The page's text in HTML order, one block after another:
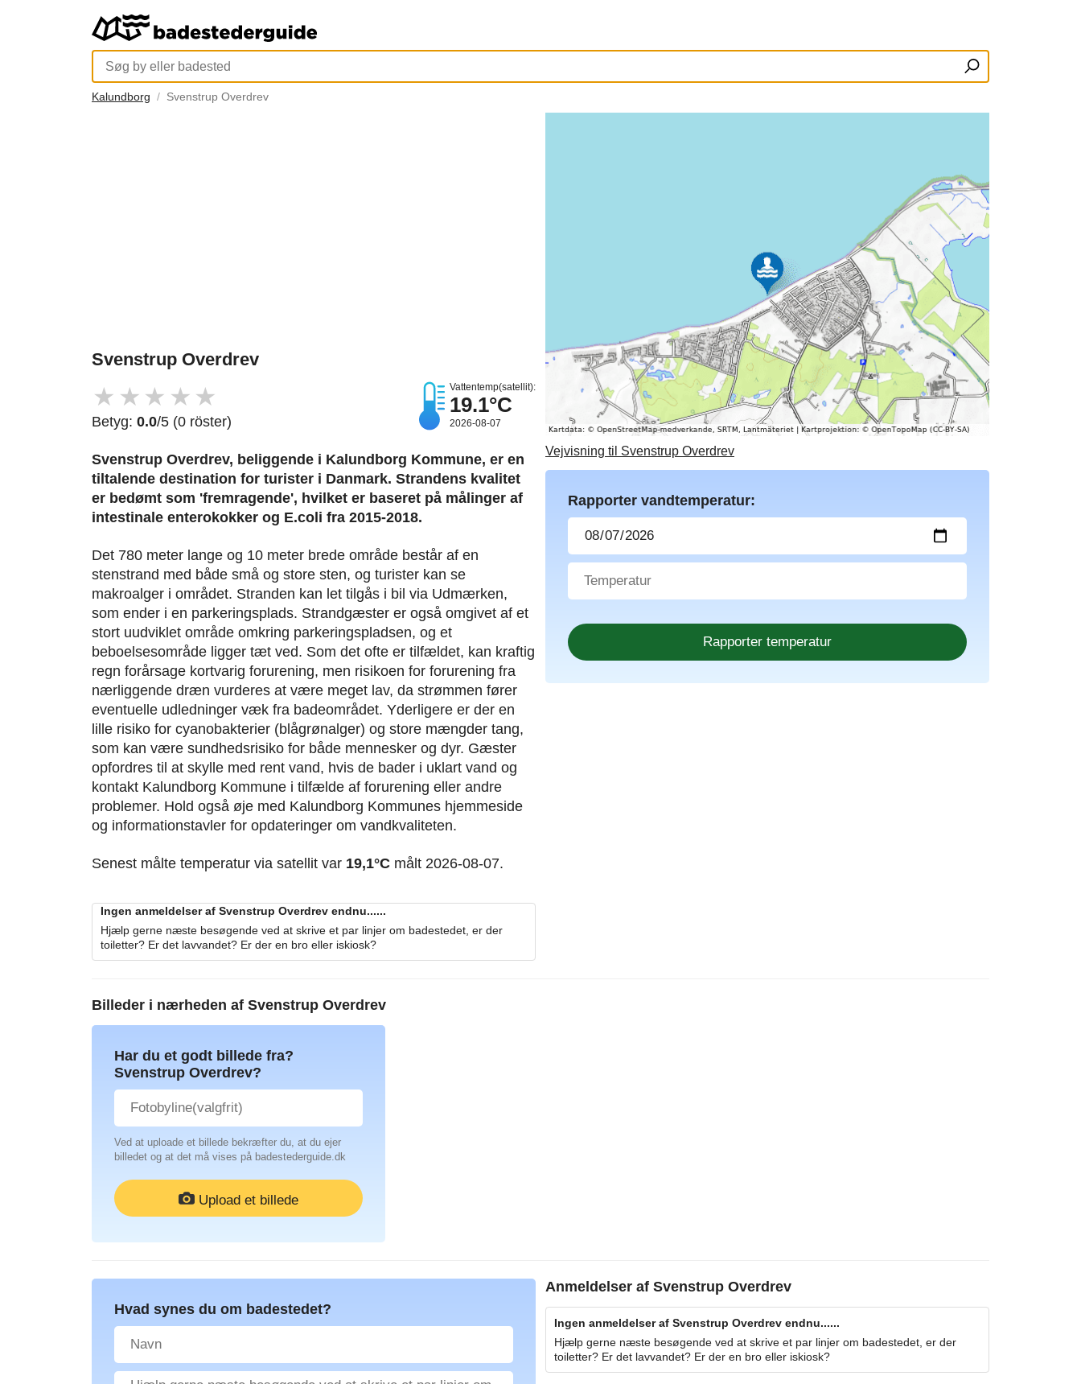
Kalundborg Svenstrup Overdrev
Svenstrup Overdrev
★ ★ ★ ★ ★
Betyg: 0.0/5 (0 röster)
Vattentemp(satellit):
19.1°C
2026-08-07
Svenstrup Overdrev, beliggende i Kalundborg Kommune, er en
tiltalende destination for turister i Danmark. Strandens kvalitet
er bedømt som 'fremragende', hvilket er baseret på målinger af
intestinale enterokokker og E.coli fra 2015-2018.
Det 780 meter lange og 10 meter brede område består af en
stenstrand med både små og store sten, og turister kan se
makroalger i området. Stranden kan let tilgås i bil via Udmærken,
som ender i en parkeringsplads. Strandgæster er også omgivet af et
stort uudviklet område omkring parkeringspladsen, og et
beboelsesområde ligger tæt ved. Som det ofte er tilfældet, kan kraftig
regn forårsage kortvarig forurening, men risikoen for forurening fra
nærliggende dræn vurderes at være meget lav, da strømmen fører
eventuelle udledninger væk fra badeområdet. Yderligere er der en
lille risiko for cyanobakterier (blågrønalger) og store mængder tang,
som kan være sundhedsrisiko for både mennesker og dyr. Gæster
opfordres til at skylle med rent vand, hvis de bader i uklart vand og
kontakt Kalundborg Kommune i tilfælde af forurening eller andre
problemer. Hold også øje med Kalundborg Kommunes hjemmeside
og informationstavler for opdateringer om vandkvaliteten.
Senest målte temperatur via satellit var 19,1°C målt 2026-08-07.
Ingen anmeldelser af Svenstrup Overdrev endnu......
Hjælp gerne næste besøgende ved at skrive et par linjer om badestedet, er der
toiletter? Er det lavvandet? Er der en bro eller iskiosk?
Vejvisning til Svenstrup Overdrev
Rapporter vandtemperatur:
Billeder i nærheden af Svenstrup Overdrev
Har du et godt billede fra?
Svenstrup Overdrev?
Ved at uploade et billede bekræfter du, at du ejer
billedet og at det må vises på badestederguide.dk
Upload et billede
Anmeldelser af Svenstrup Overdrev
Ingen anmeldelser af Svenstrup Overdrev endnu......
Hjælp gerne næste besøgende ved at skrive et par linjer om badestedet, er der
toiletter? Er det lavvandet? Er der en bro eller iskiosk?
Hvad synes du om badestedet?